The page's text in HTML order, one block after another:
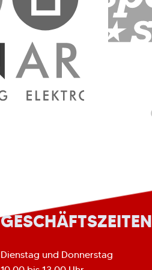
GESCHÄFTSZEITEN
Dienstag und Donnerstag